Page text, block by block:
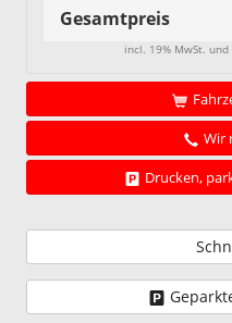
Gesamtpreis
incl. 19% MwSt.
Wir
Drucken,